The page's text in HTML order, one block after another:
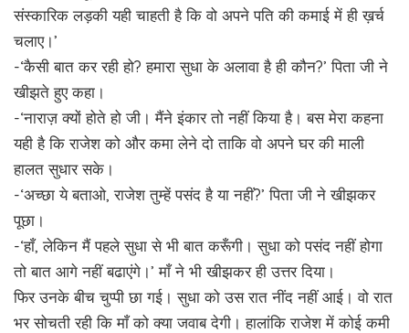
संस्कारिक लड़की यही चाहती है कि वो अपने पति की कमाई में ही ख़र्च
चलाए।’
-‘कैसी बात कर रही हो? हमारा सुधा के अलावा है ही कौन?’ पिता जी ने
खीझते हुए कहा।
-‘नाराज़ क्यों होते हो जी। मैंने इंकार तो नहीं किया है। बस मेरा कहना
यही है कि राजेश को और कमा लेने दो ताकि वो अपने घर की माली
हालत सुधार सके।
-‘अच्छा ये बताओ, राजेश तुम्हें पसंद है या नहीं?’ पिता जी ने खीझकर
पूछा।
-‘हाँ, लेकिन मैं पहले सुधा से भी बात करूँगी। सुधा को पसंद नहीं होगा
तो बात आगे नहीं बढाएंगे।’ माँ ने भी खीझकर ही उत्तर दिया।
फिर उनके बीच चुप्पी छा गई। सुधा को उस रात नींद नहीं आई। वो रात
भर सोचती रही कि माँ को क्या जवाब देगी। हालांकि राजेश में कोई कमी